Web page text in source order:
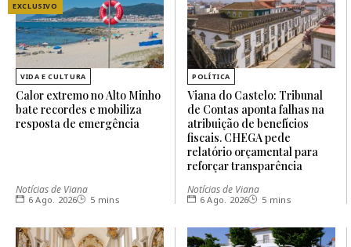
EXCLUSIVO
VIDA E CULTURA
Calor extremo no Alto Minho
bate recordes e mobiliza
resposta de emergência
Notícias de Viana
6 Ago. 2026 5 mins
POLÍTICA
Viana do Castelo: Tribunal
de Contas aponta falhas na
atribuição de benefícios
fiscais. CHEGA pede
relatório orçamental para
reforçar transparência
Notícias de Viana
6 Ago. 2026 5 mins